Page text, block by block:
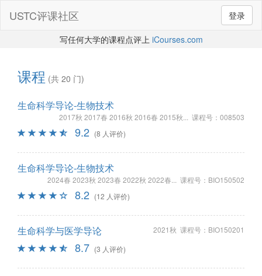
登录
USTC评课社区
写任何大学的课程点评上 iCourses.com
课程 (共 20 门)
生命科学导论-生物技术
2017秋 2017春 2016秋 2016春 2015秋... 课程号：008503
9.2 (8 人评价)
生命科学导论-生物技术
2024春 2023秋 2023春 2022秋 2022春... 课程号：BIO150502
8.2 (12 人评价)
生命科学与医学导论 2021秋 课程号：BIO150201
8.7 (3 人评价)